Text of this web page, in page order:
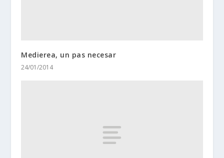
Medierea, un pas necesar
24/01/2014